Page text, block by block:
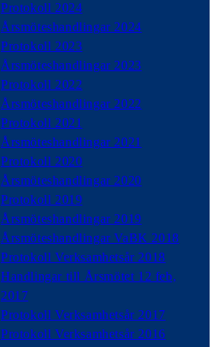
Protokoll 2024
Årsmöteshandlingar 2024
Protokoll 2023
Årsmöteshandlingar 2023
Protokoll 2022
Årsmöteshandlingar 2022
Protokoll 2021
Årsmöteshandlingar 2021
Protokoll 2020
Årsmöteshandlingar 2020
Protokoll 2019
Årsmöteshandlingar 2019
Årsmöteshandlingar VaBK 2018
Protokoll Verksamhetsår 2018
Handlingar till Årsmötet 12 feb,
2017
Protokoll Verksamhetsår 2017
Protokoll Verksamhetsår 2016